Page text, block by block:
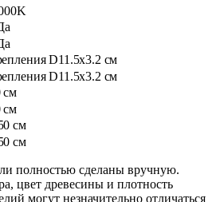
D11.5х3.2 см
D11.5х3.2 см
см
см
см
см
полностью сделаны вручную.
цвет древесины и плотность
могут незначительно отличаться